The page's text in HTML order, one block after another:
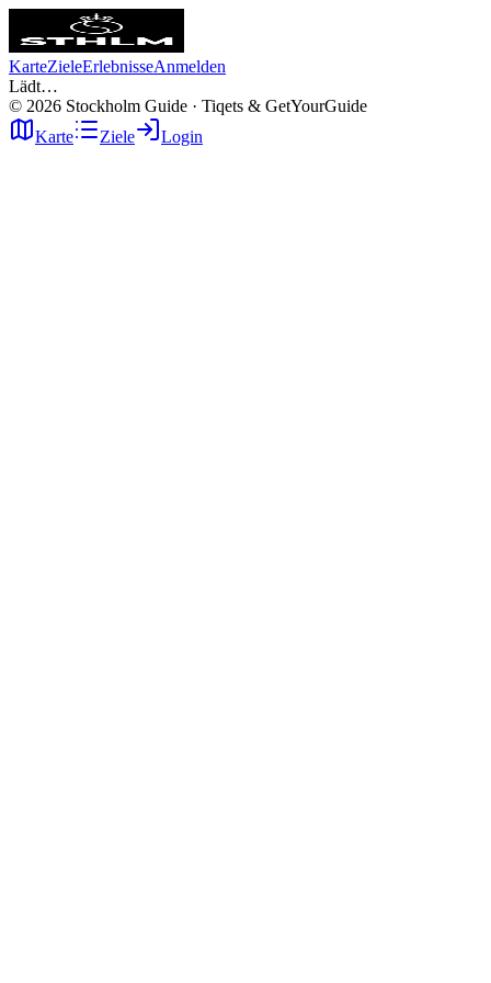
KarteZieleErlebnisseAnmelden
Lädt…
© 2026 Stockholm Guide · Tiqets & GetYourGuide
Karte
Ziele Login